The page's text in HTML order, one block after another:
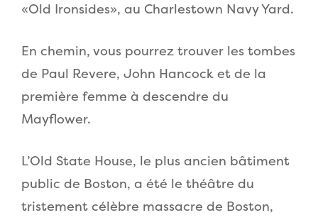
«Old Ironsides», au Charlestown Navy Yard.
En chemin, vous pourrez trouver les tombes
de Paul Revere, John Hancock et de la
première femme à descendre du
Mayflower.
L’Old State House, le plus ancien bâtiment
public de Boston, a été le théâtre du
tristement célèbre massacre de Boston,